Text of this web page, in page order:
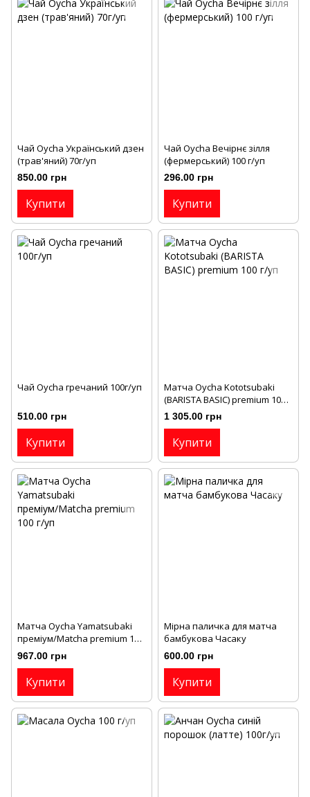
Чай Oycha Український дзен
(трав'яний) 70г/уп
850.00 грн
Купити
Чай Oycha Вечірнє зілля
(фермерський) 100 г/уп
296.00 грн
Купити
Чай Oycha гречаний 100г/уп
510.00 грн
Купити
Матча Oycha Kototsubaki
(BARISTA BASIC) premium 100
г/уп
1 305.00 грн
Купити
Матча Oycha Yamatsubaki
преміум/Matcha premium 100
г/уп
967.00 грн
Купити
Мірна паличка для матча
бамбукова Часаку
600.00 грн
Купити